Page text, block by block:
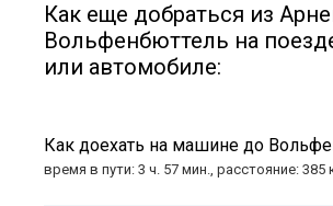
Как еще добраться из
Вольфенбюттель на
или автомобиле:
Как доехать на машине до
время в пути: 3 ч. 57 мин., расстояние: 385